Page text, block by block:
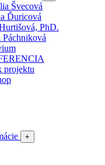
Švecová
Ďuricová
PhD.
Páchniková
projektu
+